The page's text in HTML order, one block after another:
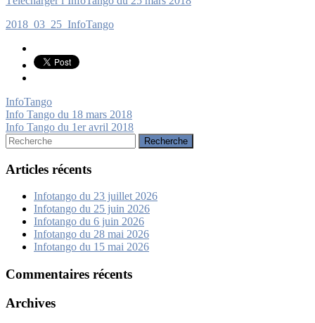
de
l’article
2018_03_25_InfoTango
InfoTango
Navigation
de
l’article
Info Tango du 18 mars 2018
Info Tango du 1er avril 2018
Rechercher:
Articles récents
Infotango du 23 juillet 2026
Infotango du 25 juin 2026
Infotango du 6 juin 2026
Infotango du 28 mai 2026
Infotango du 15 mai 2026
Commentaires récents
Archives